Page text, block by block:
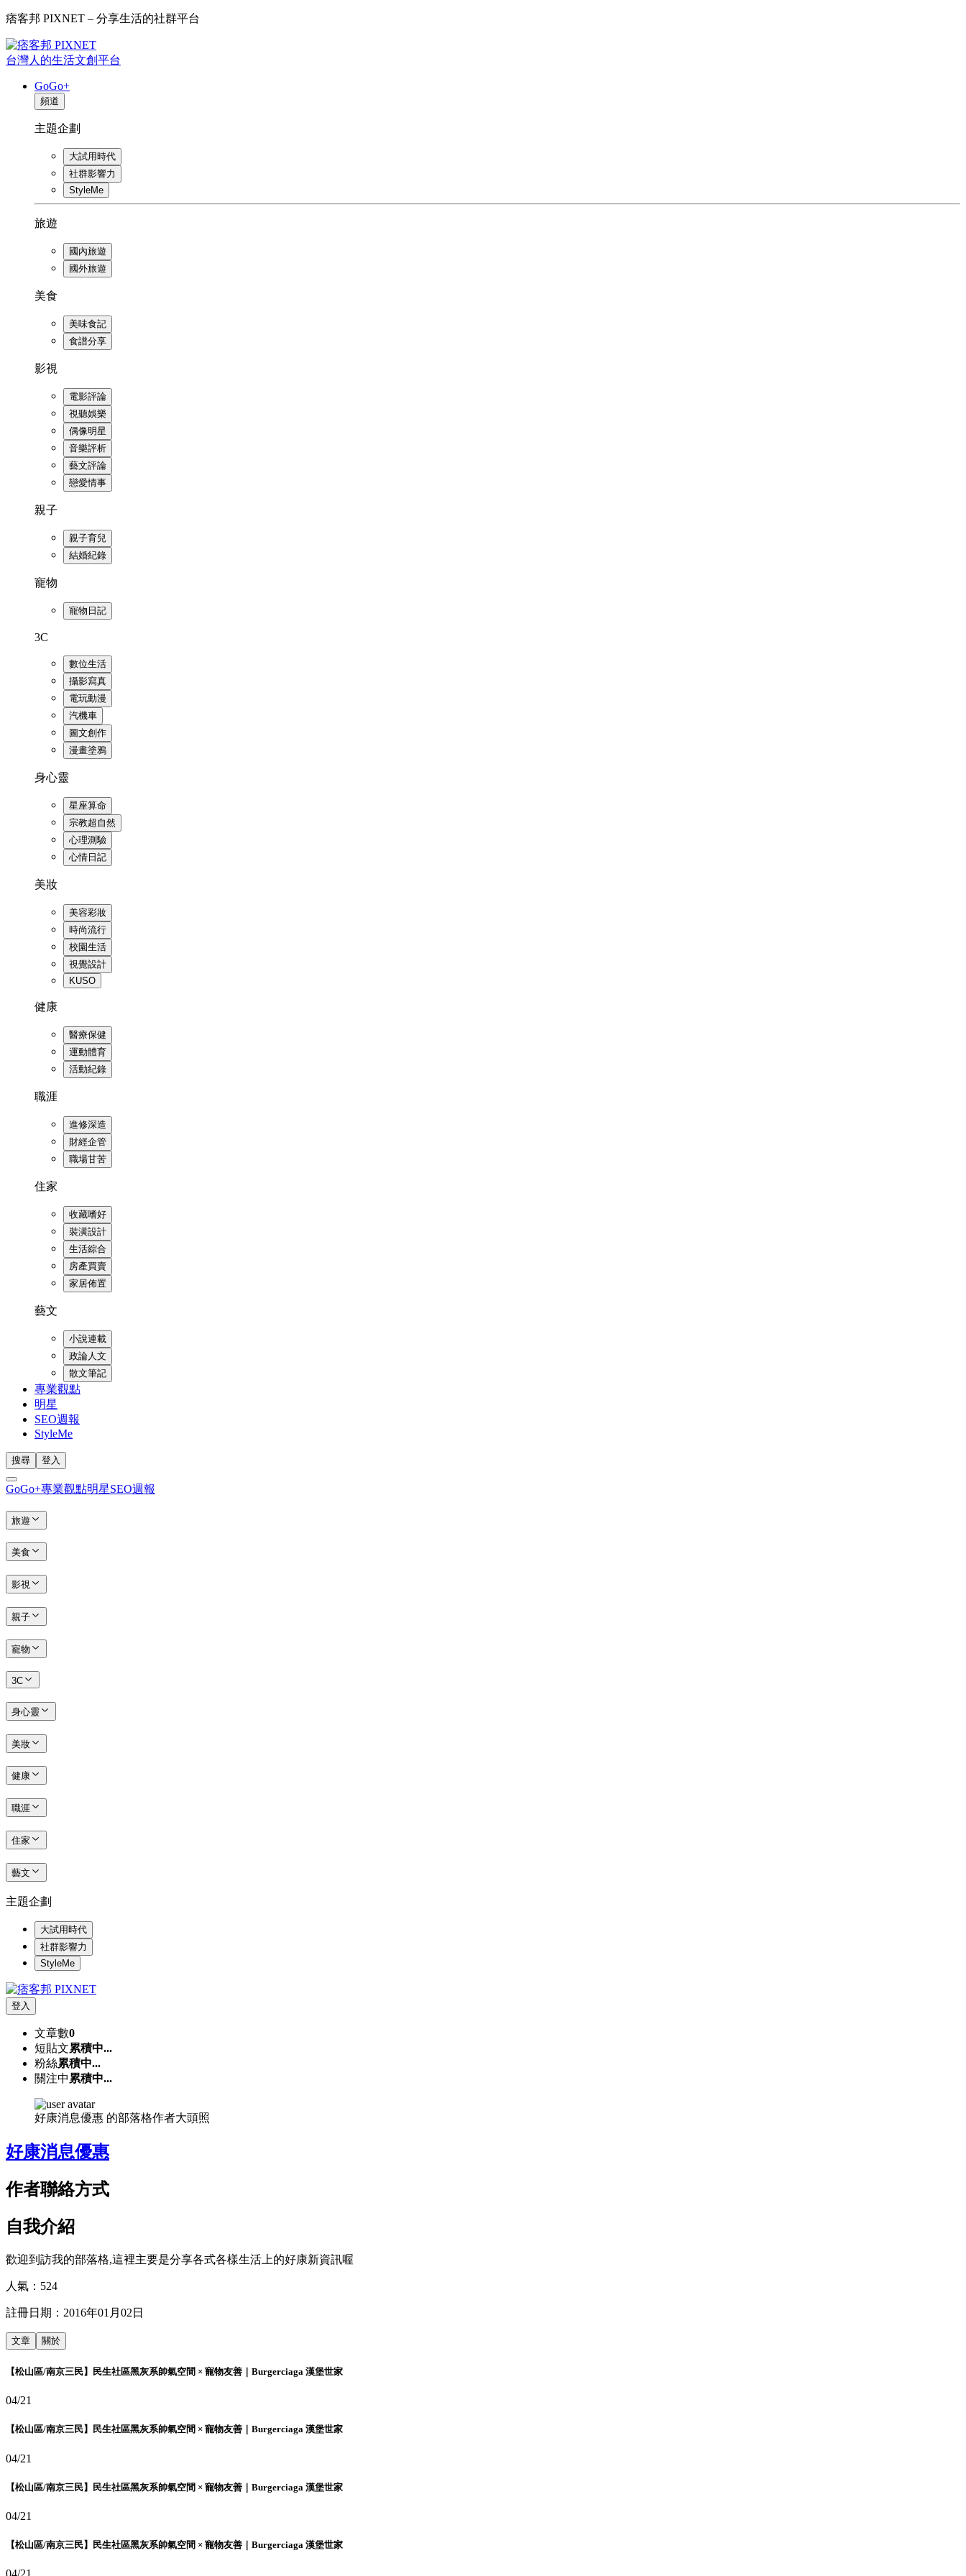
痞客邦 PIXNET – 分享生活的社群平台
台灣人的生活文創平台
GoGo+
頻道
主題企劃
大試用時代
社群影響力
StyleMe
旅遊
國內旅遊
國外旅遊
美食
美味食記
食譜分享
影視
電影評論
視聽娛樂
偶像明星
音樂評析
藝文評論
戀愛情事
親子
親子育兒
結婚紀錄
寵物
寵物日記
3C
數位生活
攝影寫真
電玩動漫
汽機車
圖文創作
漫畫塗鴉
身心靈
星座算命
宗教超自然
心理測驗
心情日記
美妝
美容彩妝
時尚流行
校園生活
視覺設計
KUSO
健康
醫療保健
運動體育
活動紀錄
職涯
進修深造
財經企管
職場甘苦
住家
收藏嗜好
裝潢設計
生活綜合
房產買賣
家居佈置
藝文
小說連載
政論人文
散文筆記
專業觀點
明星
SEO週報
StyleMe
搜尋 登入
GoGo+專業觀點明星SEO週報
旅遊
美食
影視
親子
寵物
3C
身心靈
美妝
健康
職涯
住家
藝文
主題企劃
大試用時代
社群影響力
StyleMe
登入
文章數0
短貼文累積中...
粉絲累積中...
關注中 累積中...
好康消息優惠 的部落格作者大頭照
好康消息優惠
作者聯絡方式
自我介紹
歡迎到訪我的部落格,這裡主要是分享各式各樣生活上的好康新資訊喔
人氣： 524
註冊日期： 2016年01月02日
文章 關於
【松山區/南京三民】民生社區黑灰系帥氣空間 × 寵物友善｜Burgerciaga 漢堡世家
04/21
【松山區/南京三民】民生社區黑灰系帥氣空間 × 寵物友善｜Burgerciaga 漢堡世家
04/21
【松山區/南京三民】民生社區黑灰系帥氣空間 × 寵物友善｜Burgerciaga 漢堡世家
04/21
【松山區/南京三民】民生社區黑灰系帥氣空間 × 寵物友善｜Burgerciaga 漢堡世家